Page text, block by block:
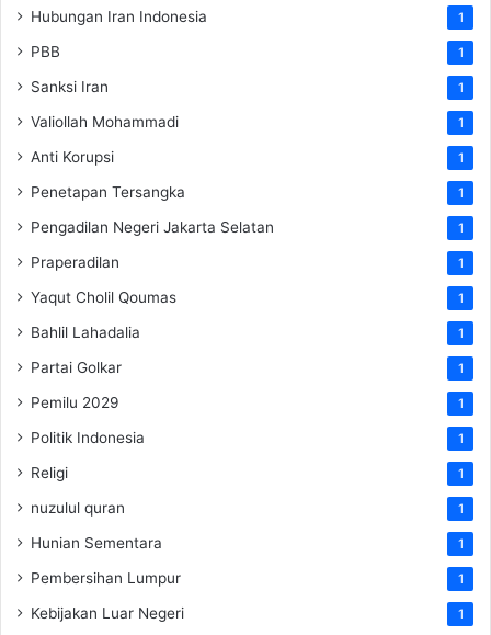
Hubungan Iran Indonesia 1
PBB 1
Sanksi Iran 1
Valiollah Mohammadi 1
Anti Korupsi 1
Penetapan Tersangka 1
Pengadilan Negeri Jakarta Selatan 1
Praperadilan 1
Yaqut Cholil Qoumas 1
Bahlil Lahadalia 1
Partai Golkar 1
Pemilu 2029 1
Politik Indonesia 1
Religi 1
nuzulul quran 1
Hunian Sementara 1
Pembersihan Lumpur 1
Kebijakan Luar Negeri 1